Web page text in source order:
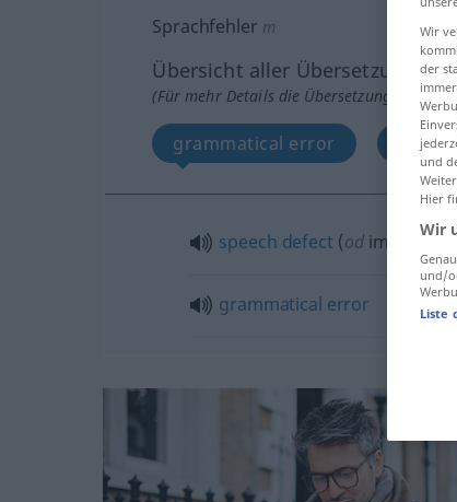
Sprachfehler m
Übersicht aller Übersetzungen
(Für mehr Details die Übersetzung
grammatical error
speech defect (od
grammatical error
Wir
der
und
Hier
Wir
und/
Liste